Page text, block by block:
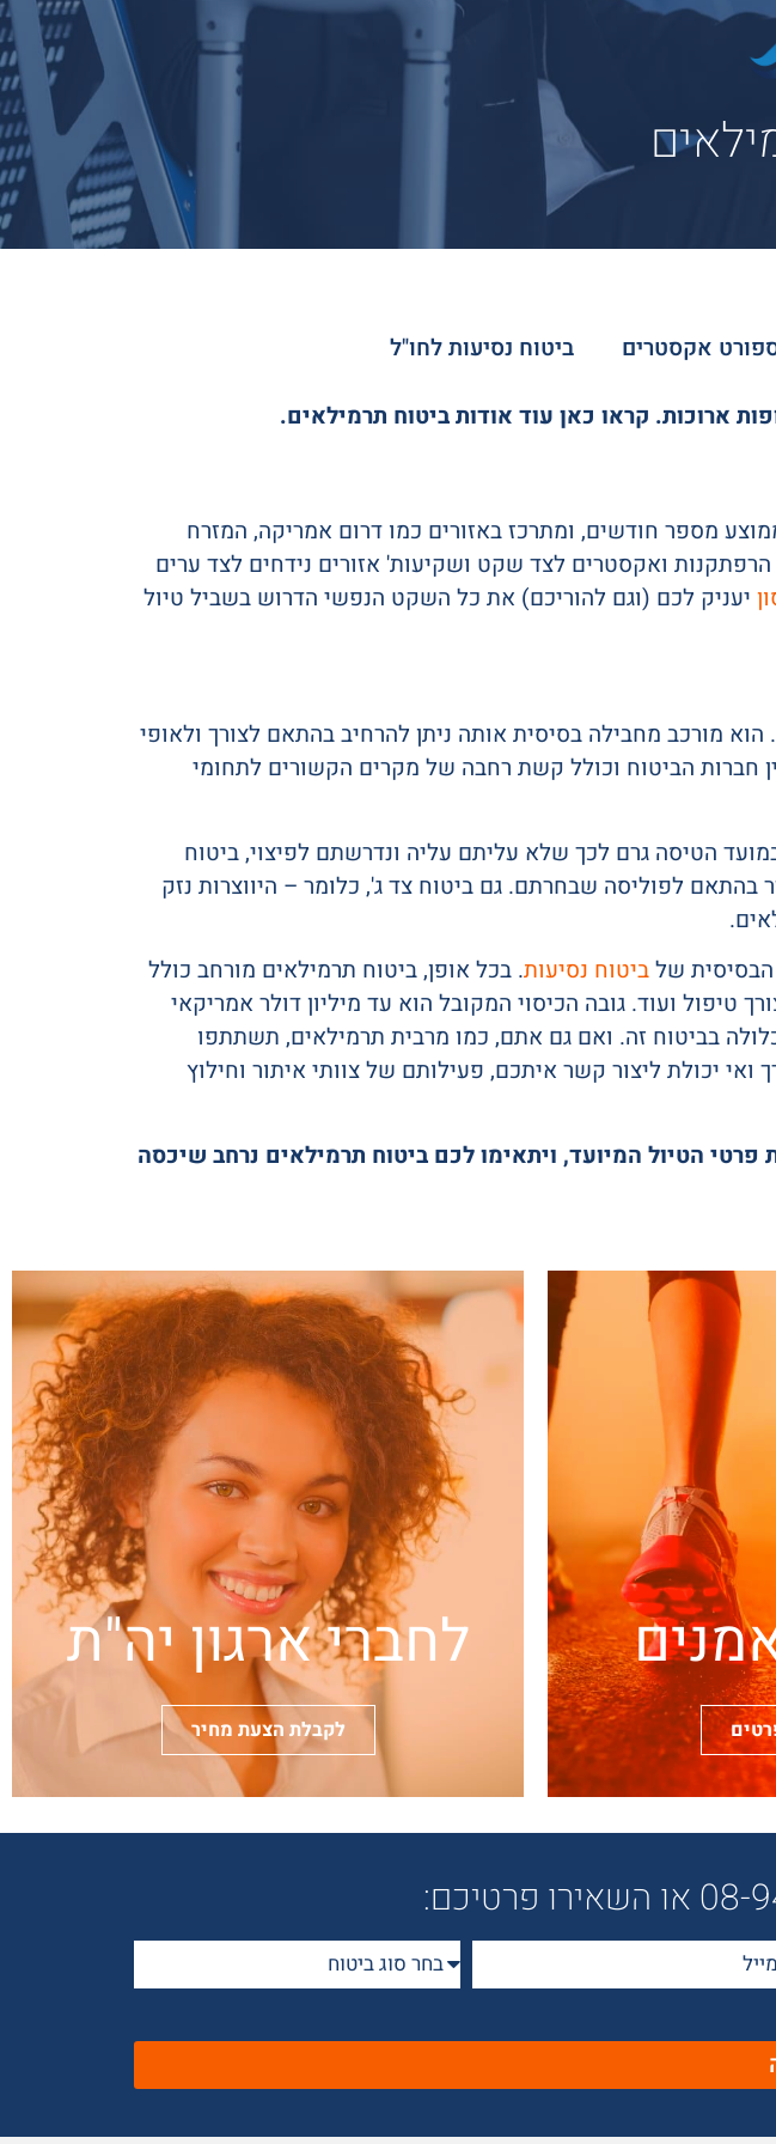
אקסטרים ביטוח נסיעות לחו"ל
ארוכות. קראו כאן עוד אודות ביטוח תרמילאים.
מספר חודשים, ומתרכז באזורים כמו דרום אמריקה, המזרח
הרפתקנות ואקסטרים לצד שקט ושקיעות' אזורים נידחים לצד ערים
יעניק לכם (וגם להוריכם) את כל השקט הנפשי הדרוש בשביל טיול
מורכב מחבילה בסיסית אותה ניתן להרחיב בהתאם לצורך ולאופי
חברות הביטוח וכולל קשת רחבה של מקרים הקשורים לתחומי
הטיסה גרם לכך שלא עליתם עליה ונדרשתם לפיצוי, ביטוח
לפוליסה שבחרתם. גם ביטוח צד ג', כלומר – היווצרות נזק
הבסיסית שלביטוח נסיעות. בכל אופן, ביטוח תרמילאים מורחב כולל
ועוד. גובה הכיסוי המקובל הוא עד מיליון דולר אמריקאי
בביטוח זה. ואם גם אתם, כמו מרבית תרמילאים, תשתתפו
יכולת ליצור קשר איתכם, פעילותם של צוותי איתור וחילוץ
הטיול המיועד, ויתאימו לכם ביטוח תרמילאים נרחב שיכסה
לחברי ארגון יה"ת
לקבלת הצעת מחיר